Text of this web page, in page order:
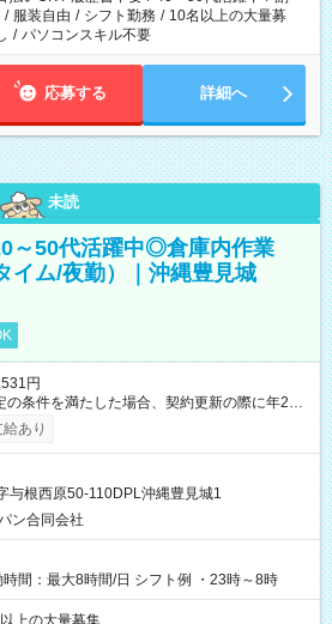
/ 服装自由 / シフト勤務 / 10名以上の大量募
/ パソコンスキル不要
応募する 詳細へ
未読
～50代活躍中◎倉庫内作業
イム/夜勤）｜沖縄豊見城
円
の条件を満たした場合、契約更新の際に年2回
登用制度あり ※月末締/翌
間外手当、別途支給 ※深夜割増賃金 (22:00～
働けます！ 【試用期間】試用期間
さ：1週間 雇用形態、給与は本採用時と同じ
あり
与根西原50-110DPL沖縄豊見城1
ン合同会社
間：最大8時間/日 シフト例 ・23時～8時
上の大量募集